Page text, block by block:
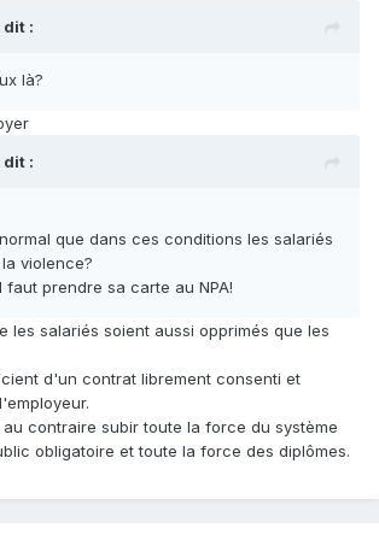
dit :
là?
dit :
que dans ces conditions les salariés
violence?
faut prendre sa carte au NPA!
les salariés soient aussi opprimés que les
d'un contrat librement consenti et
contraire subir toute la force du système
obligatoire et toute la force des diplômes.